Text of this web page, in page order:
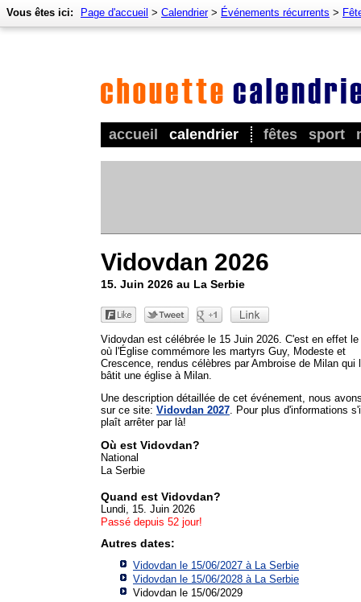
accueil calendrier fêtes sport
Vous êtes ici: Page d'accueil > Calendrier> Événements récurrents >
Vidovdan 2026
15. Juin 2026 au La Serbie
Vidovdan est célébrée le 15 Juin 2026. C'est en effet le
où l'Église commémore les martyrs Guy, Modeste et
Crescence, rendus célèbres par Ambroise de Milan qui
bâtit une église à Milan.
Une description détaillée de cet événement, nous
sur ce site: Vidovdan 2027 . Pour plus d'informations
plaît arrêter par là!
Où est Vidovdan?
National
La Serbie
Quand est Vidovdan?
Lundi, 15. Juin 2026
Passé depuis 52 jour!
Autres dates:
Vidovdan le 15/06/2027 à
La Serbie
Vidovdan le 15/06/2028 à
La Serbie
Vidovdan le 15/06/2029